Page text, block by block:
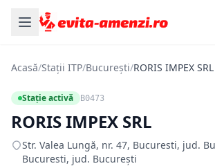
Acasă/Stații ITP/București/RORIS IMPEX SRL
Stație activă B0473
RORIS IMPEX SRL
Str. Valea Lungă, nr. 47, Bucuresti, jud.
Bucuresti, jud. București